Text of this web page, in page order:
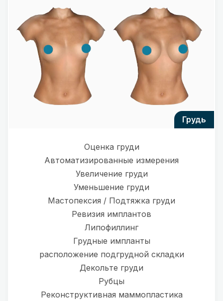
грудь
Оценка груди
Автоматизированные измерения
Увеличение груди
Уменьшение груди
Мастопексия / Подтяжка груди
Ревизия имплантов
Липофиллинг
Грудные импланты
расположение подгрудной складки
Декольте груди
Рубцы
Реконструктивная маммопластика